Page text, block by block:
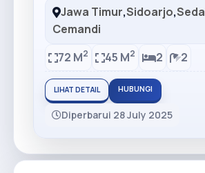
Jawa Timur,Sidoarjo,
Cemandi
72 M2 45 M2 2 2
LIHAT DETAIL HUBUNGI
Diperbarui 28 July 2025